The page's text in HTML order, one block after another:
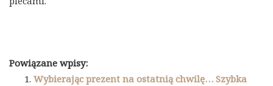
Powiązane wpisy:
Wybierając prezent na ostatnią chwilę… Szybka